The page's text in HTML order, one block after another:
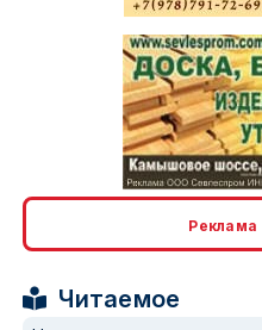
Реклама
Читаемое